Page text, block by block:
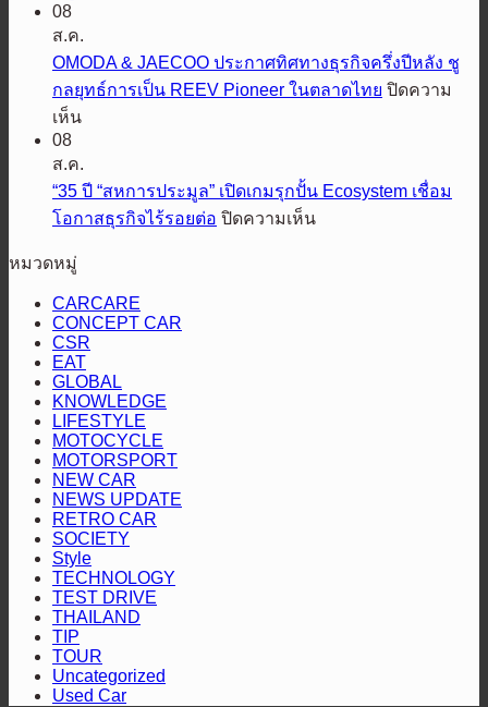
เต็ม
พิกัด
ค
ร่วม
ฉลอง
HARLEY
DAYS™
2026
Thailand
ส่ง
ความ
แกร่ง
08
ส.ค.
OMODA & JAECOO ประกาศทิศทางธุรกิจครึ่งปีหลัง ชู
กลยุทธ์การเป็น REEV Pioneer ในตลาดไทย ปิดความ
เห็นบน
JAECOO
ประกาศ
ทิศทาง
ปี
หลัง
ชู
กลยุทธ์
การ
เป็น
REEV
Pioneer
ใน
ตลาด
ไทย
08
ส.ค.
“35 ปี “สหการประมูล” เปิดเกมรุกปั้น Ecosystem เชื่อม
โอกาสธุรกิจไร้รอยต่อ ปิดความเห็นบน
หมวดหมู่
CARCARE
CONCEPT CAR
CSR
EAT
GLOBAL
KNOWLEDGE
LIFESTYLE
MOTOCYCLE
MOTORSPORT
NEW CAR
NEWS UPDATE
RETRO CAR
SOCIETY
Style
TECHNOLOGY
TEST DRIVE
THAILAND
TIP
TOUR
Uncategorized
Used Car